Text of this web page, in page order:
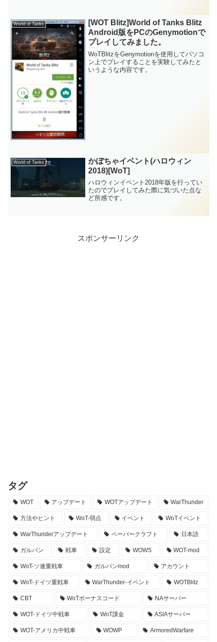
キシェ～」とか言ってカンカン弾を弾か
れていたけど...
World of Tanks
[WOT Blitz]World of Tanks Blitz
Android版をPCのGenymotionで
プレイしてみました。
WoTBlitzをGenymotionを使用してパソコ
ン上でプレイすることを実験してみたと
いうような内容です。
World of Tanks
かぼちゃイベント(ハロウィン
2018)[WoT]
ハロウィンイベント2018年版を行ってい
たのでプレイしてみた際に気づいた点な
ど所感です。
スポンサーリンク
タグ
WOT アップデート WOTアップデート WarThunder
方法やヒント WoT-弱点 イベント WoTイベント
WarThunderアップデート ペーパークラフト 日本語
ガルパン 戦車 設定 WOWS WOT-mod
WoT-ソ連重戦車 ガルパンmod アカウント
WoT-ドイツ重戦車 WarThunder-イベント WOTBlitz
CBT WoTボーナスコード NAサーバー
WOT-ドイツ中戦車 WoT課金 ASIAサーバー
WOT-アメリカ中戦車 WOWP ArmoredWarfare